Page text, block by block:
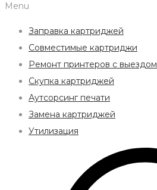
Menu
Заправка картриджей
Совместимые картриджи
Ремонт принтеров с выездом
Скупка картриджей
Аутсорсинг печати
Замена картриджей
Утилизация